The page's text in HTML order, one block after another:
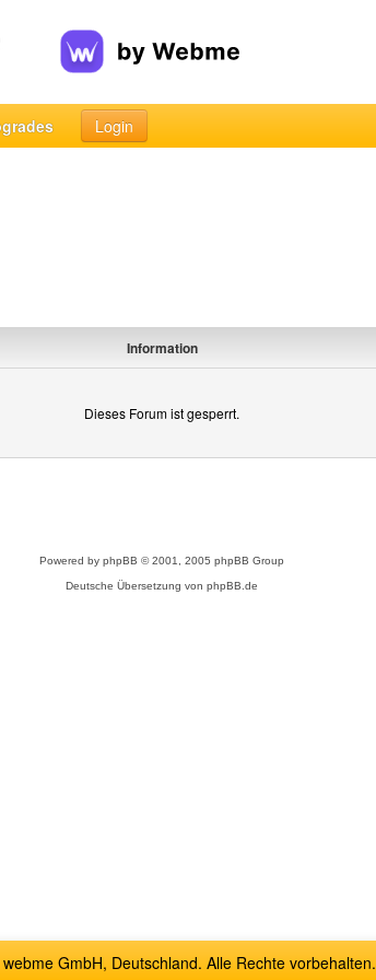
Login
Information
Dieses Forum ist gesperrt.
Powered by phpBB © 2001, 2005 phpBB Group
Deutsche Übersetzung von phpBB.de
GmbH, Deutschland. Alle Rechte vorbehalten.